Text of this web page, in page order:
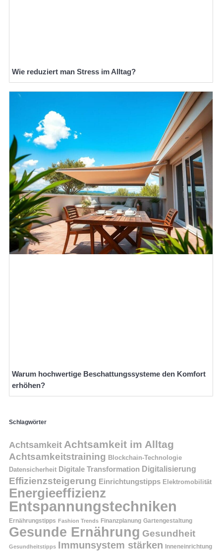
Wie reduziert man Stress im Alltag?
Warum hochwertige Beschattungssysteme den Komfort
erhöhen?
Schlagwörter
Achtsamkeit Achtsamkeit im Alltag
Achtsamkeitstraining Blockchain-Technologie
Datensicherheit Digitale Transformation Digitalisierung
Effizienzsteigerung Einrichtungstipps Elektromobilität
Energieeffizienz
Entspannungstechniken
Ernährungstipps Fashion Trends Finanzplanung Gartengestaltung
Gesunde Ernährung Gesundheit
Gesundheitstipps Immunsystem stärken Inneneinrichtung